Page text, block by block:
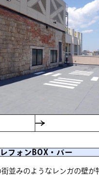
フォンBOX・バー
並みのようなレンガの壁が